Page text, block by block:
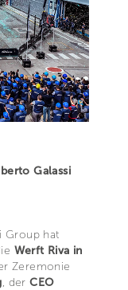
Galassi
Group hat
Werft Riva in
Zeremonie
, derCEO